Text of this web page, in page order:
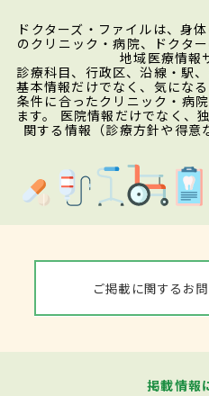
便中抗原検査、尿素
内視鏡検査では、胃
有無などを確認。潰
握することで、病気
いるのかを診断する
患部の状態を視覚的
胃に出血が見られない
ドクターズ・ファイルは、身
のクリニック・病院、ドクタ
地域医療情報
診療科目、行政区、沿線・駅
基本情報だけでなく、気にな
条件に合ったクリニック・病
ます。 医院情報だけでなく、
関する情報（診療方針や得意
ご掲載に関するお
掲載情報